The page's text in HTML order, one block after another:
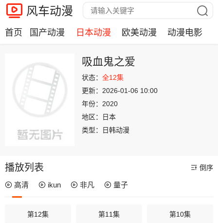
风车动漫
首页 国产动漫 日本动漫 欧美动漫 动漫电影
吸血鬼之爱
状态： 全12集
更新： 2026-01-06 10:00
年份： 2020
地区：
日本
类型：
日韩动漫
播放列表 倒序
高清 ikun 非凡 量子
第12集 第11集 第10集